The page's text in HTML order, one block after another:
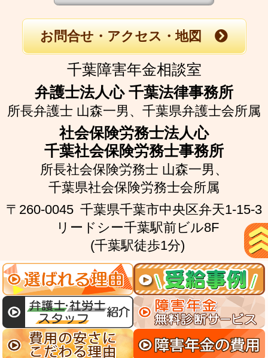
お問合せ・アクセス・地図
千葉障害年金相談室
弁護士法人心 千葉法律事務所
所長弁護士 山森一男、 千葉県弁護士会所属
社会保険労務士法人心
千葉社会保険労務士事務所
所長社会保険労務士 山森一男、
千葉県社会保険労務士会所属
〒260-0045 千葉県千葉市中央区弁天1-15-3
リードシー千葉駅前ビル8F
(千葉駅徒歩1分)